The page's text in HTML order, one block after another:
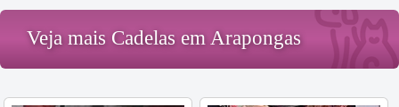
Veja mais Cadelas em Arapongas